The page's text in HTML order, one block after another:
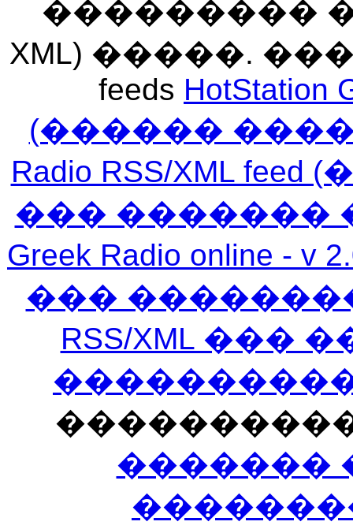
��������� ���
XML) �����.
feeds HotStation
(������
Radio RSS/XML
��� �������
Greek Radio
���
RSS/XML
�������